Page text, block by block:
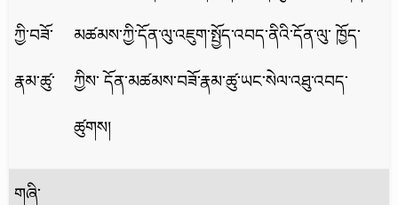
ཀྱི་བཟོ་
རྣམ་ཚུ་
མཚམས་ཀྱི་དོན་ལུ་འཇུག་སྤྱོད་འབད་ནིའི་དོན་ལུ་ ཁྱོད་
ཀྱིས་ དོན་མཚམས་བཟོ་རྣམ་ཚུ་ཡང་སེལ་འཐུ་འབད་
ཚུགས།
གཞི་